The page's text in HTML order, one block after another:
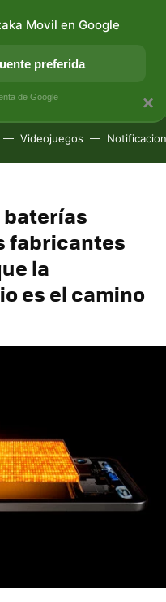
APLICACIONES
Videojuegos
baterías
fabricantes
la
es el camino
×
Movil en Google
preferida
de Google